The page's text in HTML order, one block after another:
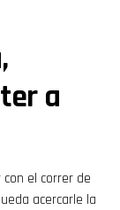
a
el correr de
acercarle la